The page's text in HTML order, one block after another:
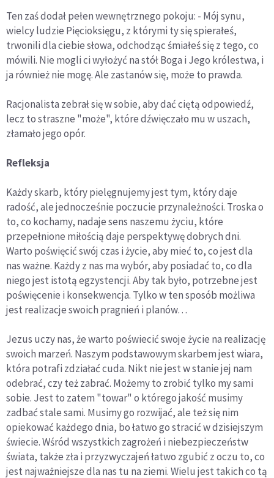
Ten zaś dodał pełen wewnętrznego pokoju: - Mój synu,
wielcy ludzie Pięcioksięgu, z którymi ty się spierałeś,
trwonili dla ciebie słowa, odchodząc śmiałeś się z tego, co
mówili. Nie mogli ci wyłożyć na stół Boga i Jego królestwa, i
ja również nie mogę. Ale zastanów się, może to prawda.
Racjonalista zebrał się w sobie, aby dać ciętą odpowiedź,
lecz to straszne "może", które dźwięczało mu w uszach,
złamało jego opór.
Refleksja
Każdy skarb, który pielęgnujemy jest tym, który daje
radość, ale jednocześnie poczucie przynależności. Troska o
to, co kochamy, nadaje sens naszemu życiu, które
przepełnione miłością daje perspektywę dobrych dni.
Warto poświęcić swój czas i życie, aby mieć to, co jest dla
nas ważne. Każdy z nas ma wybór, aby posiadać to, co dla
niego jest istotą egzystencji. Aby tak było, potrzebne jest
poświęcenie i konsekwencja. Tylko w ten sposób możliwa
jest realizacje swoich pragnień i planów…
Jezus uczy nas, że warto poświecić swoje życie na realizację
swoich marzeń. Naszym podstawowym skarbem jest wiara,
która potrafi zdziałać cuda. Nikt nie jest w stanie jej nam
odebrać, czy też zabrać. Możemy to zrobić tylko my sami
sobie. Jest to zatem "towar" o którego jakość musimy
zadbać stale sami. Musimy go rozwijać, ale też się nim
opiekować każdego dnia, bo łatwo go stracić w dzisiejszym
świecie. Wśród wszystkich zagrożeń i niebezpieczeństw
świata, także zła i przyzwyczajeń łatwo zgubić z oczu to, co
jest najważniejsze dla nas tu na ziemi. Wielu jest takich co tą